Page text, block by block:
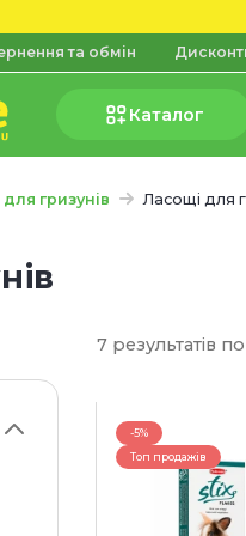
та обмін
Каталог
гризунів Ласощі для
7 результатів
-5%
Топ продажів